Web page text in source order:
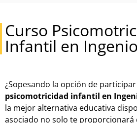
Curso
Infantil en Ingenio
¿Sopesando la opción de participar
psicomotricidad infantil en
la mejor alternativa educativa
asociado no solo te proporcionará